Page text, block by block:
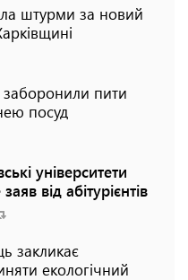
штурми за новий
заборонили пити
посуд
університети
від абітурієнтів
закликає
екологічний